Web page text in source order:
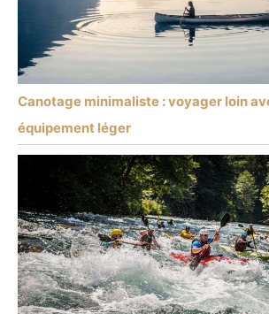
Canotage minimaliste : voyager loin
équipement léger